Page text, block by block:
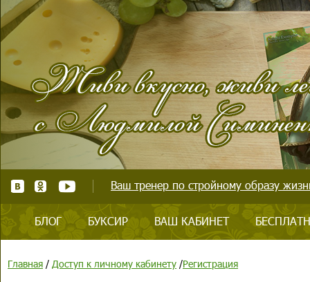
Ваш тренер по стройному образу
БЛОГ БУКСИР ВАШ КАБИНЕТ
Главная / Доступ к личному кабинету /Регистрация